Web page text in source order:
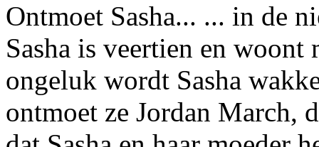
Ontmoet Sasha... ... in de
Sasha is veertien en woont
ongeluk wordt Sasha
ontmoet ze Jordan March,